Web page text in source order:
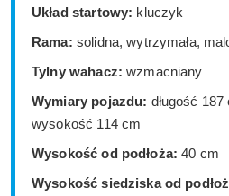
Układ startowy: kluczyk
Rama: solidna, wytrzymała,
Tylny wahacz: wzmacniany
Wymiary pojazdu: długość
wysokość 114 cm
Wysokość od podłoża: 40 cm
Wysokość siedziska od